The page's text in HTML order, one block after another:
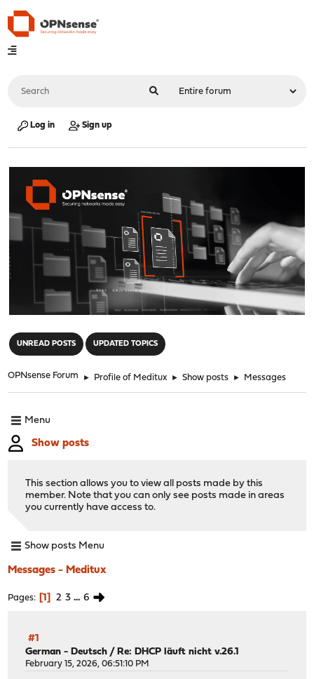
Log in Sign up
UNREAD POSTS UPDATED TOPICS
OPNsense Forum ► Profile of Meditux ► Show posts ► Messages
Menu
Show posts
This section allows you to view all posts made by this
member. Note that you can only see posts made in areas
you currently have access to.
Show posts Menu
Messages - Meditux
Pages 1 2 3 ... 6
#1
German - Deutsch / Re: DHCP läuft nicht v.26.1
February 15, 2026, 06:51:10 PM